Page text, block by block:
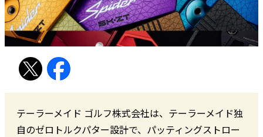
テーラーメイド ゴルフ株式会社は、テーラーメイド独
自のゼロトルクパター設計で、パッティングストロー